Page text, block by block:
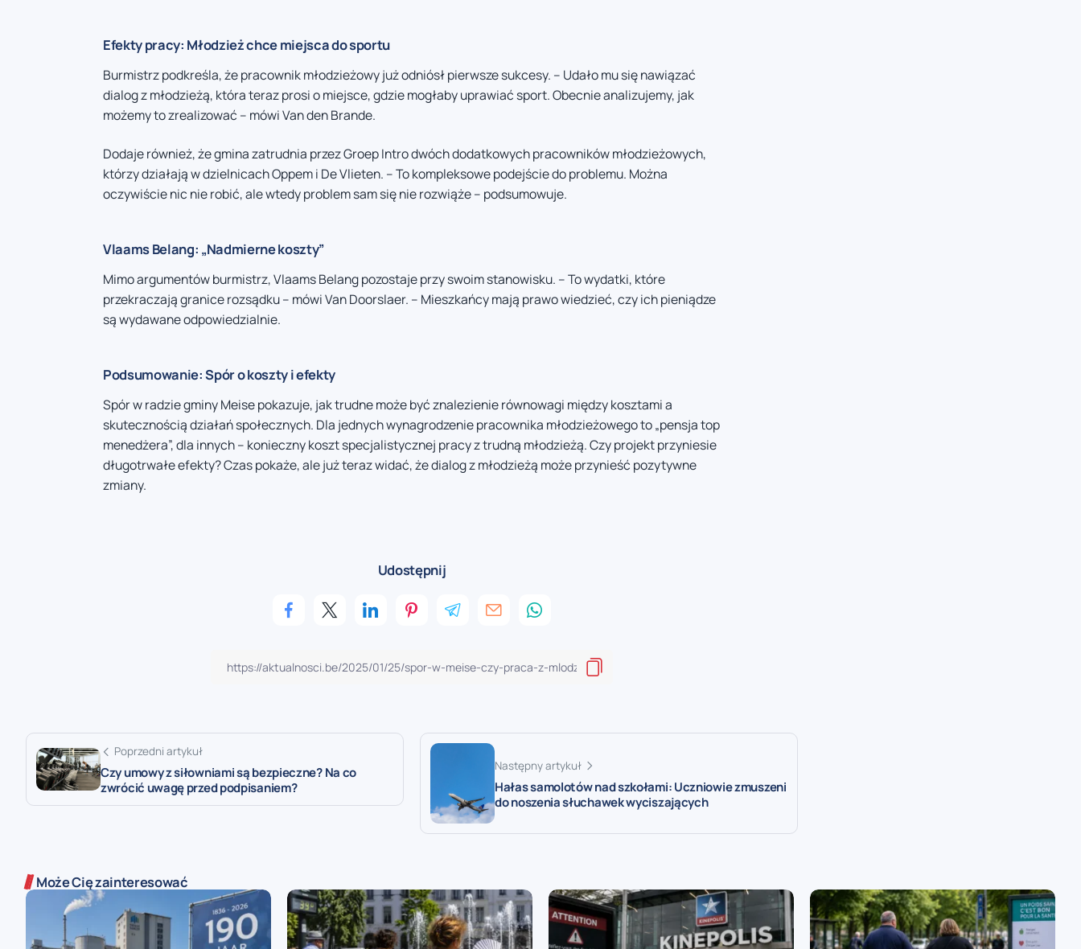
Efekty pracy: Młodzież chce miejsca do sportu
Burmistrz podkreśla, że pracownik młodzieżowy już odniósł pierwsze sukcesy. – Udało mu się nawiązać
dialog z młodzieżą, która teraz prosi o miejsce, gdzie mogłaby uprawiać sport. Obecnie analizujemy, jak
możemy to zrealizować – mówi Van den Brande.
Dodaje również, że gmina zatrudnia przez Groep Intro dwóch dodatkowych pracowników młodzieżowych,
którzy działają w dzielnicach Oppem i De Vlieten. – To kompleksowe podejście do problemu. Można
oczywiście nic nie robić, ale wtedy problem sam się nie rozwiąże – podsumowuje.
Vlaams Belang: „Nadmierne koszty”
Mimo argumentów burmistrz, Vlaams Belang pozostaje przy swoim stanowisku. – To wydatki, które
przekraczają granice rozsądku – mówi Van Doorslaer. – Mieszkańcy mają prawo wiedzieć, czy ich pieniądze
są wydawane odpowiedzialnie.
Podsumowanie: Spór o koszty i efekty
Spór w radzie gminy Meise pokazuje, jak trudne może być znalezienie równowagi między kosztami a
skutecznością działań społecznych. Dla jednych wynagrodzenie pracownika młodzieżowego to „pensja top
menedżera”, dla innych – konieczny koszt specjalistycznej pracy z trudną młodzieżą. Czy projekt przyniesie
długotrwałe efekty? Czas pokaże, ale już teraz widać, że dialog z młodzieżą może przynieść pozytywne
zmiany.
Udostępnij
Poprzedni artykuł
Czy umowy z siłowniami są bezpieczne? Na co
zwrócić uwagę przed podpisaniem?
Następny artykuł
Hałas samolotów nad szkołami: Uczniowie zmuszeni
do noszenia słuchawek wyciszających
Może Cię zainteresować